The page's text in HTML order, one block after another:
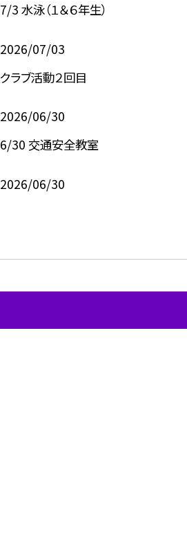
7/3 水泳（１＆６年生）
2026/07/03
クラブ活動２回目
2026/06/30
6/30 交通安全教室
2026/06/30